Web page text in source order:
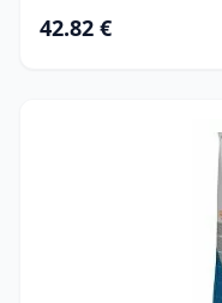
42.82 €